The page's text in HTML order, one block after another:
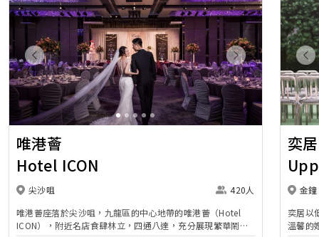
Previous Next
唯港薈
Hotel ICON
尖沙咀
420人
唯港薈座落於尖沙咀，九龍區的中心地帶的唯港薈（Hotel
ICON），附近名店食肆林立，四通八達，充分展現繁華鬧巿
奕居
金鐘
奕居以
溫馨的